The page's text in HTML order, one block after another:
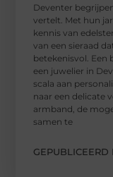
Deventer
vertelt. Met hun
kennis van
van een sieraad
betekenisvol. Een
een juwelier in
scala aan
naar een delicate
armband, de
samen te
GEPUBLICEERD